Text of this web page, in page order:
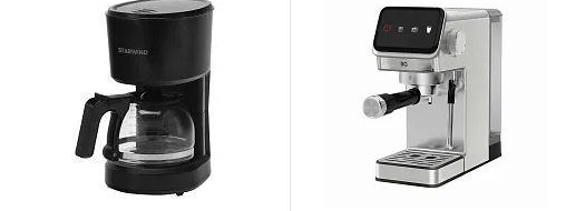
Купить в 1 клик
К сравнению
В избранное
В наличии
Купить в 1 клик
В избранное